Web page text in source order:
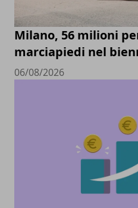
Milano, 56 milioni
marciapiedi nel
06/08/2026